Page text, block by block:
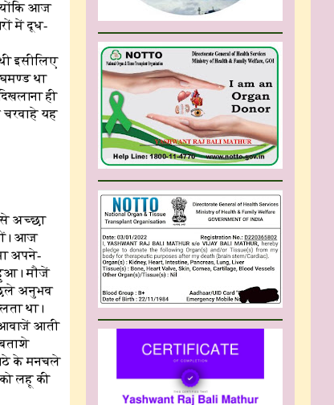
आज
में दूध-
इसीलिए
था
ही
चरवाहे यह
अच्छा
आज
अपने-
मौजें
अनुभव
था।
आती
के मनचले
लहू की